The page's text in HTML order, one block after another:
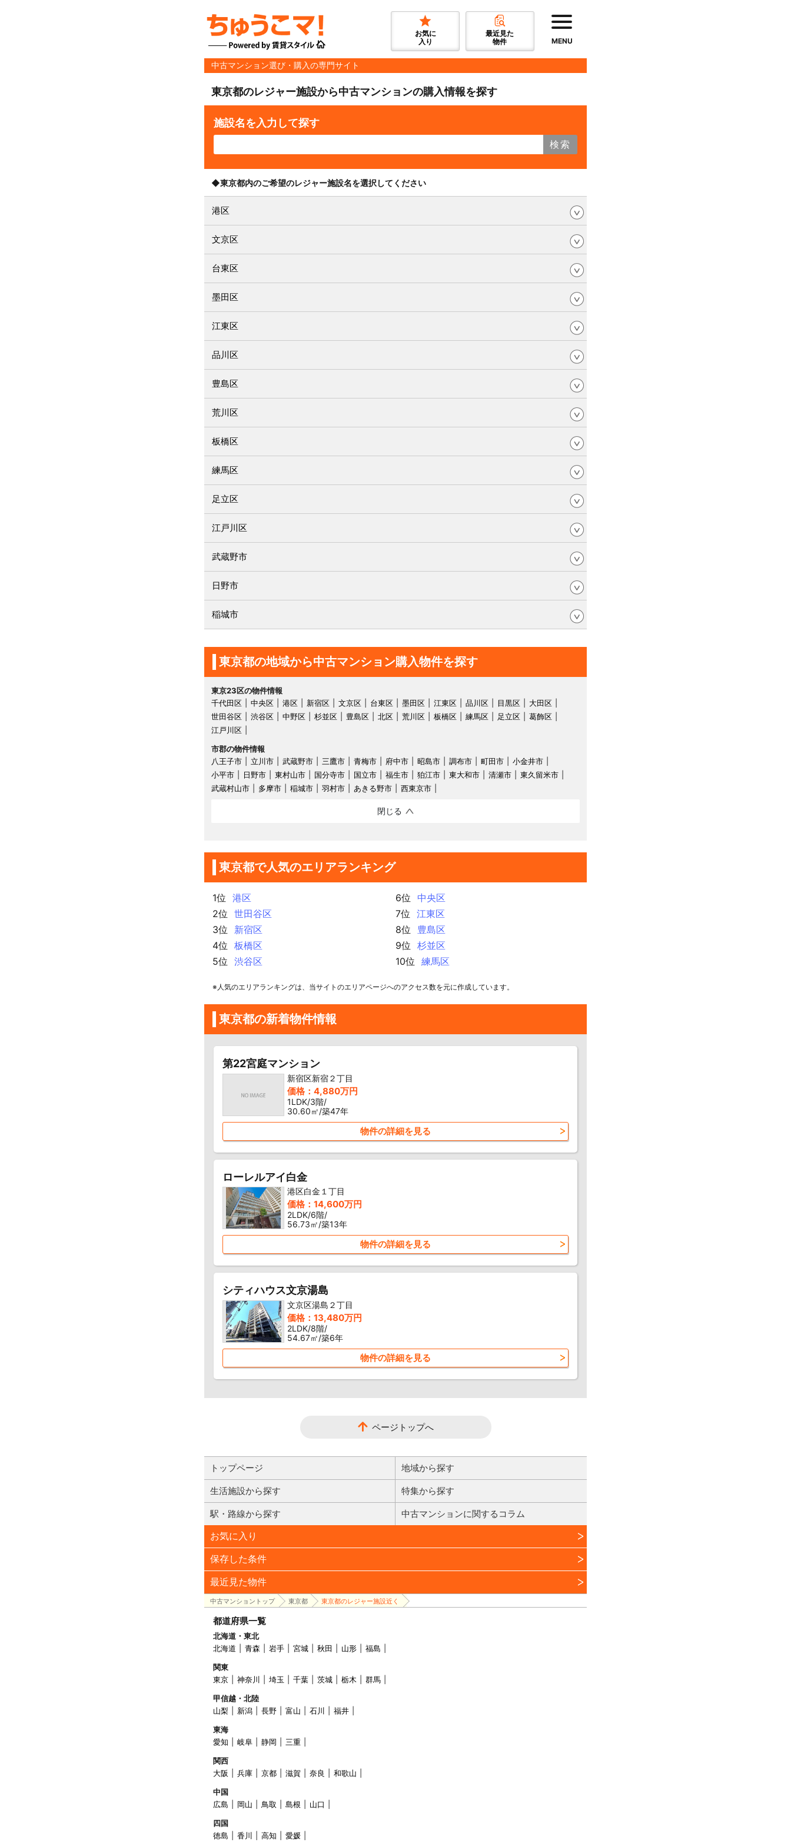
お気に
入り
最近見た
物件
MENU
中古マンション選び・購入の専門サイト
東京都のレジャー施設から中古マンションの購入情報を探す
施設名を入力して探す
検索
◆東京都内のご希望のレジャー施設名を選択してください
港区
文京区
台東区
墨田区
江東区
品川区
豊島区
荒川区
板橋区
練馬区
足立区
江戸川区
武蔵野市
日野市
稲城市
東京都の地域から中古マンション購入物件を探す
東京23区の物件情報
千代田区
中央区 港区 新宿区 文京区 台東区 墨田区 江東区 品川区 目黒区
大田区
世田谷区
渋谷区 中野区 杉並区 豊島区 北区 荒川区 板橋区 練馬区 足立区
葛飾区
江戸川区
市郡の物件情報
八王子市
立川市 武蔵野市 三鷹市 青梅市 府中市 昭島市 調布市 町田市
小金井市
小平市
日野市 東村山市 国分寺市 国立市 福生市 狛江市 東大和市 清瀬市
東久留米市
武蔵村山市
多摩市 稲城市 羽村市 あきる野市 西東京市
閉じる
東京都で人気のエリアランキング
1位
港区
2位
世田谷区
3位
新宿区
4位
板橋区
5位
渋谷区
6位
中央区
7位
江東区
8位
豊島区
9位
杉並区
10位
練馬区
※人気のエリアランキングは、当サイトのエリアページへのアクセス数を元に作成しています。
東京都の新着物件情報
第22宮庭マンション
新宿区新宿２丁目
価格：4,880万円
1LDK/3階/
30.60㎡/築47年
物件の詳細を見る
ローレルアイ白金
港区白金１丁目
価格：14,600万円
2LDK/6階/
56.73㎡/築13年
物件の詳細を見る
シティハウス文京湯島
文京区湯島２丁目
価格：13,480万円
2LDK/8階/
54.67㎡/築6年
物件の詳細を見る
ページトップへ
トップページ 地域から探す
生活施設から探す 特集から探す
駅・路線から探す 中古マンションに関するコラム
お気に入り
保存した条件
最近見た物件
中古マンショントップ 東京都 東京都のレジャー施設近く
都道府県一覧
北海道・東北
北海道
青森 岩手 宮城 秋田 山形
福島
関東
東京
神奈川 埼玉 千葉 茨城 栃木
群馬
甲信越・北陸
山梨
新潟 長野 富山 石川
福井
東海
愛知
岐阜 静岡
三重
関西
大阪
兵庫 京都 滋賀 奈良
和歌山
中国
広島
岡山 鳥取 島根
山口
四国
徳島
香川 高知 愛媛